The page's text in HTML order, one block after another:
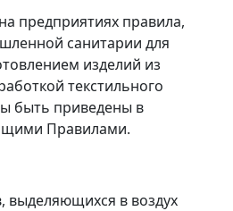
предприятиях правила,
санитарии для
изделий из
текстильного
быть приведены в
Правилами.
выделяющихся в воздух